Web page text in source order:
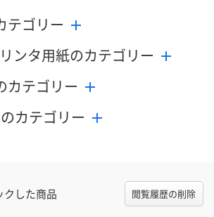
テゴリー
ンタ用紙のカテゴリー
カテゴリー
カテゴリー
クした商品 閲覧履歴の削除